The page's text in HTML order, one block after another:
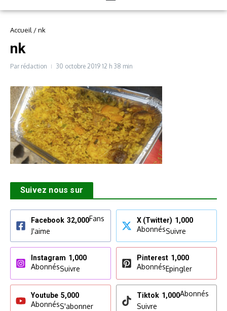
Accueil /nk
nk
Par rédaction 30 octobre 2019 12 h 38 min
Suivez nous sur
Facebook 32,000Fans
J'aime
X (Twitter) 1,000
AbonnésSuivre
Instagram 1,000
AbonnésSuivre
Pinterest 1,000
AbonnésEpingler
Youtube 5,000
AbonnésS'abonner
Tiktok 1,000Abonnés
Suivre